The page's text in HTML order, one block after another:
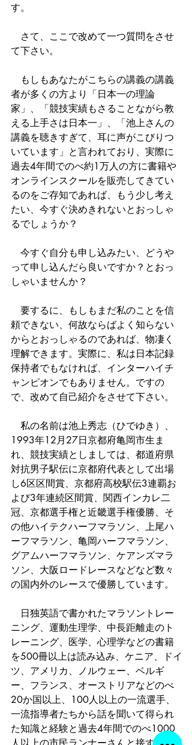
す。
さて、ここで改めて一つ質問をさせ
て下さい。
もしもあなたがこちらの講義の講義
者が多くの方より「日本一の理論
家」、「競技実績もさることながら教
える上手さは日本一」、「池上さんの
講義を聴きすぎて、耳に声がこびりつ
いています」と言われており、実際に
過去4年間でのべ約1万人の方に書籍や
オンラインスクールを販売してきてい
るのをご存知であれば、もう少し考え
たい、今すぐ決めきれないとおっしゃ
るでしょうか？
今すぐ自分も申し込みたい、どうや
って申し込んだら良いですか？とおっ
しゃいませんか？
要するに、もしもまだ私のことを信
頼できない、何故ならばよく知らない
からとおっしゃるのであれば、物凄く
理解できます。実際に、私は日本記録
保持者でもなければ、インターハイチ
ャンピオンでもありません。ですの
で、改めて自己紹介をさせて下さい。
私の名前は池上秀志（ひでゆき）、
1993年12月27日京都府亀岡市生ま
れ、競技実績としましては、都道府県
対抗男子駅伝に京都府代表として出場
し6区区間賞、京都府高校駅伝3連覇お
よび3年連続区間賞、関西インカレ二
冠、京都選手権と近畿選手権優勝、そ
の他ハイテクハーフマラソン、上尾ハ
ーフマラソン、亀岡ハーフマラソン、
グアムハーフマラソン、ケアンズマラ
ソン、大阪ロードレースなどなど数々
の国内外のレースで優勝しています。
日独英語で書かれたマラソントレー
ニング、運動生理学、中長距離走のト
レーニング、医学、心理学などの書籍
を500冊以上は読み込み、ケニア、ドイ
ツ、アメリカ、ノルウェー、ベルギ
ー、フランス、オーストリアなどのべ
20か国以上、100人以上の一流選手、
一流指導者たちから話を聞いて得られ
た知識と経験と過去4年間でのべ1000